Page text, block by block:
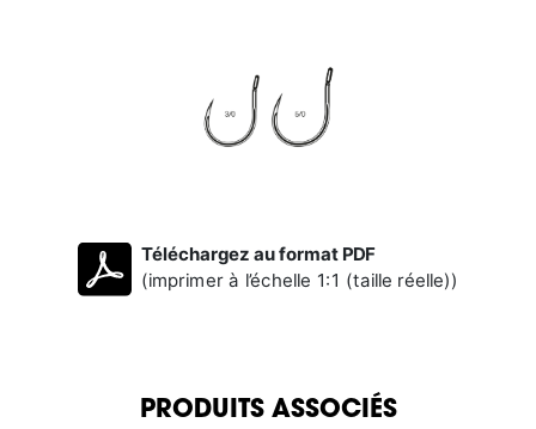
Téléchargez au format PDF
(imprimer à l’échelle 1:1 (taille réelle))
PRODUITS ASSOCIÉS